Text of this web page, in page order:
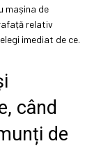
mașina de
relativ
imediat de ce.
când
de